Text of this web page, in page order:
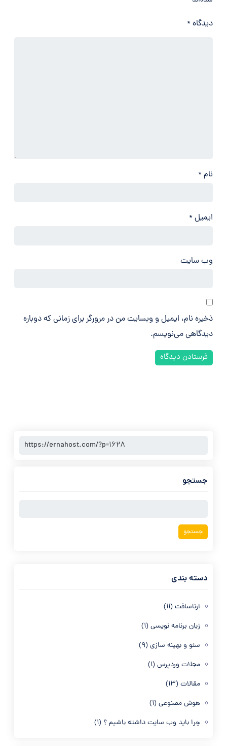
دیدگاه*
نام*
ایمیل*
وب‌ سایت
ذخیره نام، ایمیل و وبسایت من در مرورگر برای زمانی که دوباره
دیدگاهی می‌نویسم.
جستجو
دسته بندی
ارناسافت(11)
زبان برنامه نویسی(1)
سئو و بهینه سازی(9)
مجلات وردپرس(1)
مقالات(13)
هوش مصنوعی(1)
چرا باید وب سایت داشته باشیم ؟ (1)